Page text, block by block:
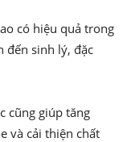
có hiệu quả trong
đến sinh lý, đặc
cũng giúp tăng
và cải thiện chất